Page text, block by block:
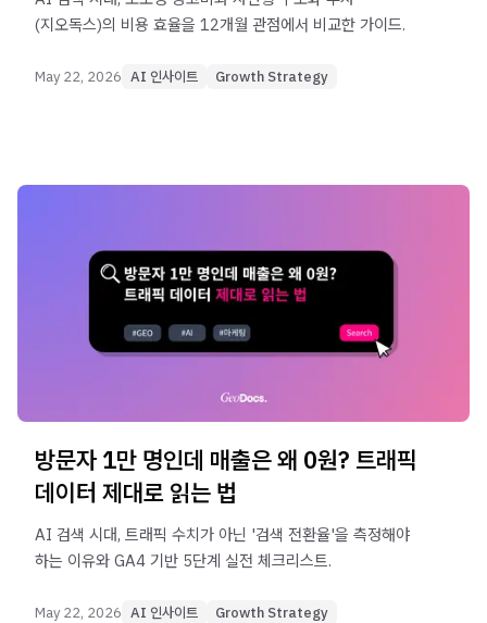
(지오독스)의 비용 효율을 12개월 관점에서 비교한 가이드.
May 22, 2026 AI 인사이트 Growth Strategy
방문자 1만 명인데 매출은 왜 0원? 트래픽
데이터 제대로 읽는 법
AI 검색 시대, 트래픽 수치가 아닌 '검색 전환율'을 측정해야
하는 이유와 GA4 기반 5단계 실전 체크리스트.
May 22, 2026 AI 인사이트 Growth Strategy